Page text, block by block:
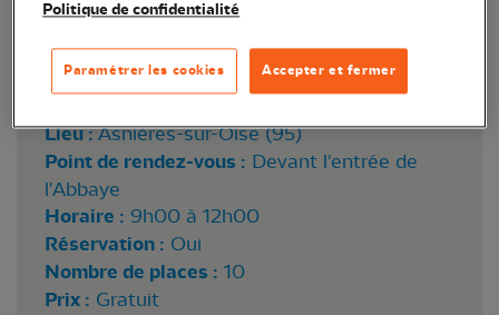
Lieu : Asnières-sur-Oise (95)
Point de rendez-vous : Devant l'entrée de
l'Abbaye
Horaire : 9h00 à 12h00
Réservation : Oui
Nombre de places : 10
Prix : Gratuit
Politique de confidentialité
Accepter et fermer
Paramétrer les cookies